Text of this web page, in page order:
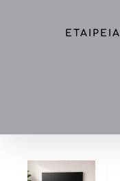
ΕΤΑΙΡΕΙΑ